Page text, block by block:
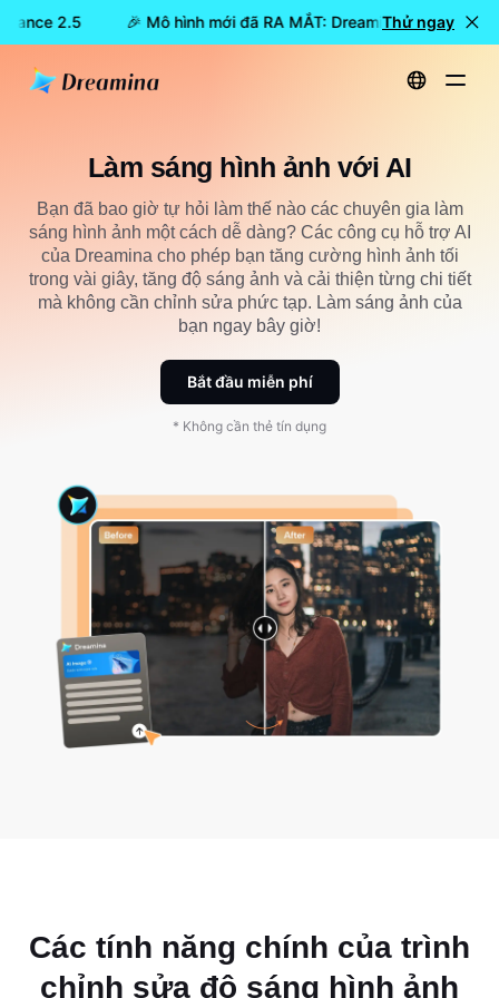
2.5 🎉 Mô hình mới đã RA MẮT: Dreamina Seedance
Thử ngay
Trang chủ Làm sáng hình ảnh với AI
Làm sáng hình ảnh với AI
Bạn đã bao giờ tự hỏi làm thế nào các chuyên gia làm
sáng hình ảnh một cách dễ dàng? Các công cụ hỗ trợ AI
của Dreamina cho phép bạn tăng cường hình ảnh tối
trong vài giây, tăng độ sáng ảnh và cải thiện từng chi tiết
mà không cần chỉnh sửa phức tạp. Làm sáng ảnh của
bạn ngay bây giờ!
Bắt đầu miễn phí
* Không cần thẻ tín dụng
Các tính năng chính của trình
chỉnh sửa độ sáng hình ảnh